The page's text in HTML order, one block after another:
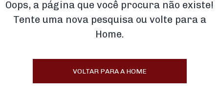
Oops, a página que você procura não existe!
Tente uma nova pesquisa ou volte para a
Home.
VOLTAR PARA A HOME